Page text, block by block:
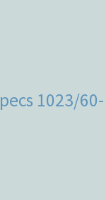
1023/60-